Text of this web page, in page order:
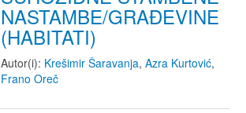
NASTAMBE/GRAĐEVINE
(HABITATI)
Autor(i): Krešimir Šaravanja, Azra Kurtović,
Frano Oreč